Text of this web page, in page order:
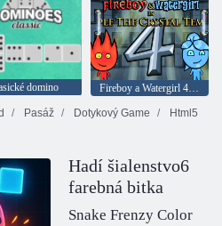
domino
Fireboy a Watergirl 4: Crystal Temple
Pasáž Dotykový Game
Html5
Hadí šialenstvo6
farebná bitka
Snake Frenzy Color